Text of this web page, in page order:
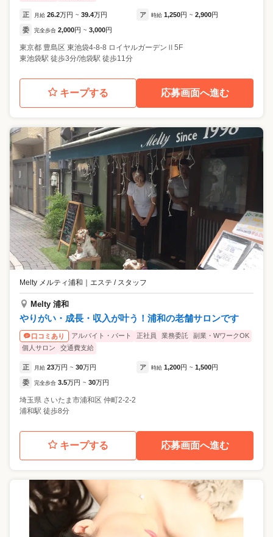
正 月給 26.2万円 ~ 39.4万円 ア 時給 1,250円 ~ 2,900円
委 完全歩合 2,000円 ~ 3,000円
東京都 豊島区 東池袋4-8-8 ロイヤルガーデンⅡ5F
東池袋駅 徒歩3分/池袋駅 徒歩11分
キープする 応募画面へ進む
Melty メルティ浦和 ｜ エステ / スタッフ
Melty 浦和
やりがい・成長・収入が叶う！浦和の老舗サロンです
口コミあり アルバイト・パート 正社員 業務委託
副業・WワークOK
個人サロン
交通費支給
正 月給 23万円 ~ 30万円 ア 時給 1,200円 ~ 1,500円
委 完全歩合 3.5万円 ~ 30万円
埼玉県 さいたま市浦和区 仲町2-2-2
浦和駅 徒歩8分
キープする 応募画面へ進む